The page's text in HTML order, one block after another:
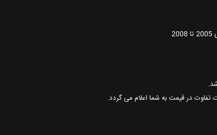
تفاوت در قیمت به شما اعلام می گردد.